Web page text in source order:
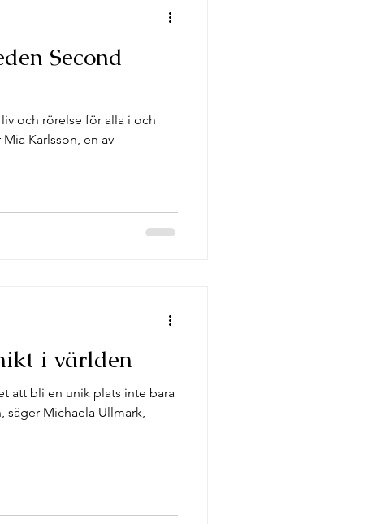
Second
och rörelse för alla i och
Karlsson, en av
i världen
att bli en unik plats inte bara
säger Michaela Ullmark,